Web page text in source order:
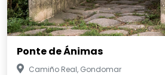
Ponte de Ánimas
Camiño Real, Gondomar